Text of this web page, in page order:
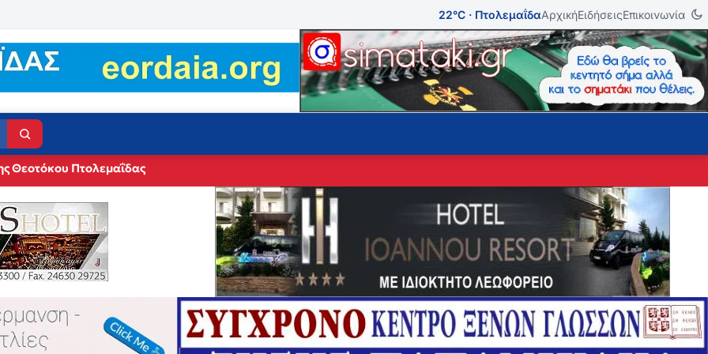
22°C · ΠτολεμαΐδαΑρχικήΕιδήσειςΕπικοινωνία
Θεοτόκου Πτολεμαΐδας